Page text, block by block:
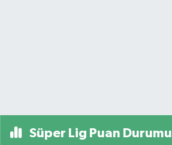
Süper Lig Puan Durumu